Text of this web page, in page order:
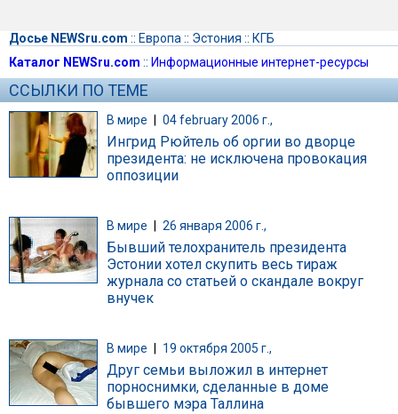
Досье NEWSru.com :: Европа :: Эстония :: КГБ
Каталог NEWSru.com :: Информационные интернет-ресурсы
ССЫЛКИ ПО ТЕМЕ
В мире | 04 february 2006 г.,
Ингрид Рюйтель об оргии во дворце
президента: не исключена провокация
оппозиции
В мире 26 января 2006 г.,
Бывший телохранитель президента
Эстонии хотел скупить весь тираж
журнала со статьей о скандале вокруг
внучек
В мире 19 октября 2005 г.,
Друг семьи выложил в интернет
порноснимки, сделанные в доме
бывшего мэра Таллина